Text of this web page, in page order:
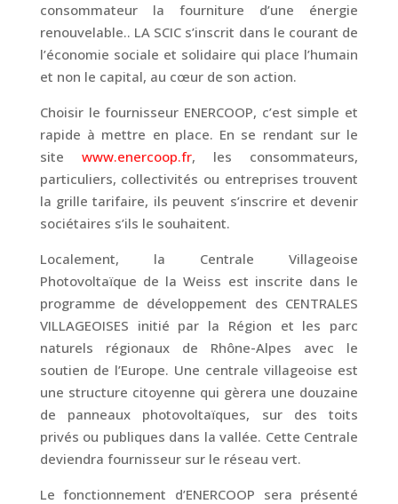
consommateur la fourniture d’une énergie
renouvelable.. LA SCIC s’inscrit dans le courant de
l’économie sociale et solidaire qui place l’humain
et non le capital, au cœur de son action.
Choisir le fournisseur ENERCOOP, c’est simple et
rapide à mettre en place. En se rendant sur le
site www.enercoop.fr, les consommateurs,
particuliers, collectivités ou entreprises trouvent
la grille tarifaire, ils peuvent s’inscrire et devenir
sociétaires s’ils le souhaitent.
Localement, la Centrale Villageoise
Photovoltaïque de la Weiss est inscrite dans le
programme de développement des CENTRALES
VILLAGEOISES initié par la Région et les parc
naturels régionaux de Rhône-Alpes avec le
soutien de l’Europe. Une centrale villageoise est
une structure citoyenne qui gèrera une douzaine
de panneaux photovoltaïques, sur des toits
privés ou publiques dans la vallée. Cette Centrale
deviendra fournisseur sur le réseau vert.
Le fonctionnement d’ENERCOOP sera présenté